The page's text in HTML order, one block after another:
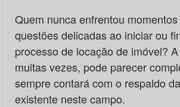
Quem nunca enfrentou
questões delicadas ao iniciar ou
processo de locação de imóvel?
muitas vezes, pode parecer
sempre contará com o respaldo
existente neste campo.